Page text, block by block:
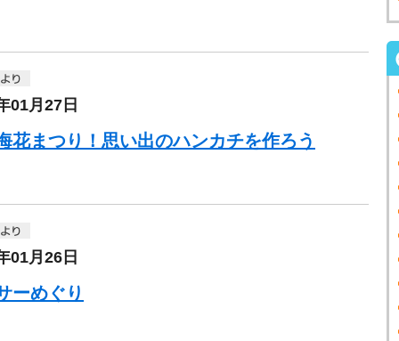
01月27日
花まつり！思い出のハンカチを作ろう
01月26日
ーめぐり